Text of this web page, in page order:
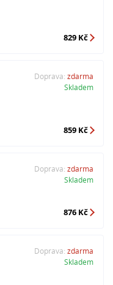
829 Kč
Doprava: zdarma
Skladem
859 Kč
Doprava: zdarma
Skladem
876 Kč
Doprava: zdarma
Skladem